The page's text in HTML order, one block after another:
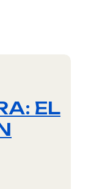
EL